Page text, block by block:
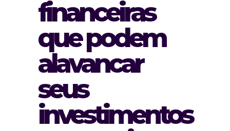
financeiras
que podem
alavancar
seus
investimentos